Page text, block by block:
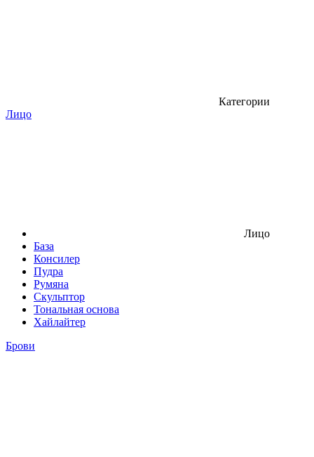
Категории
Лицо
Лицо
База
Консилер
Пудра
Румяна
Скульптор
Тональная основа
Хайлайтер
Брови